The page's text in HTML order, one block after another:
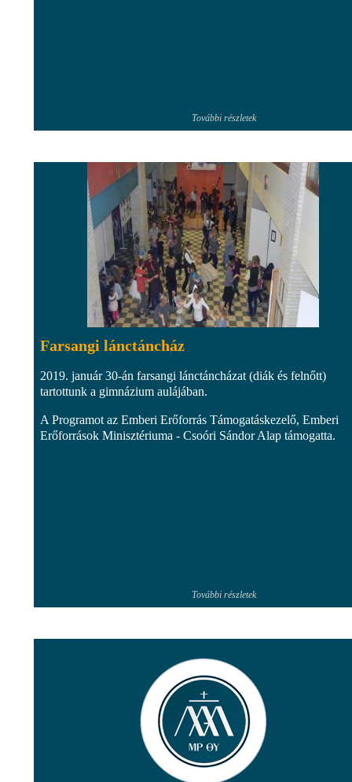
További részletek
Farsangi lánctáncház
2019. január 30-án farsangi lánctáncházat (diák és felnőtt)
tartottunk a gimnázium aulájában.
A Programot az Emberi Erőforrás Támogatáskezelő, Emberi
Erőforrások Minisztériuma - Csoóri Sándor Alap támogatta.
További részletek